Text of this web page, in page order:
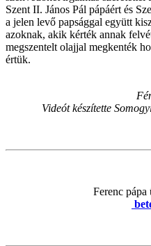
Szent II. János Pál pápáért és
a jelen levő papsággal együtt
azoknak, akik kérték annak
megszentelt olajjal megkenték
értük.
Videót készítette
Ferenc pápa